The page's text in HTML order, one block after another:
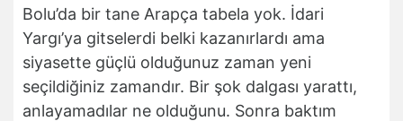
Bolu’da bir tane Arapça tabela yok. İdari
Yargı’ya gitselerdi belki kazanırlardı ama
siyasette güçlü olduğunuz zaman yeni
seçildiğiniz zamandır. Bir şok dalgası yarattı,
anlayamadılar ne olduğunu. Sonra baktım